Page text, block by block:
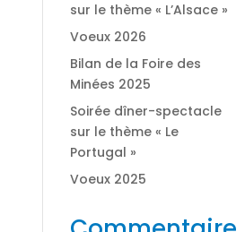
sur le thème « L’Alsace »
Voeux 2026
Bilan de la Foire des
Minées 2025
Soirée dîner-spectacle
sur le thème « Le
Portugal »
Voeux 2025